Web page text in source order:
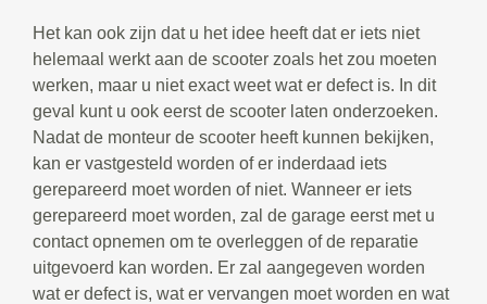
Het kan ook zijn dat u het idee heeft dat er iets niet
helemaal werkt aan de scooter zoals het zou moeten
werken, maar u niet exact weet wat er defect is. In dit
geval kunt u ook eerst de scooter laten onderzoeken.
Nadat de monteur de scooter heeft kunnen bekijken,
kan er vastgesteld worden of er inderdaad iets
gerepareerd moet worden of niet. Wanneer er iets
gerepareerd moet worden, zal de garage eerst met u
contact opnemen om te overleggen of de reparatie
uitgevoerd kan worden. Er zal aangegeven worden
wat er defect is, wat er vervangen moet worden en wat